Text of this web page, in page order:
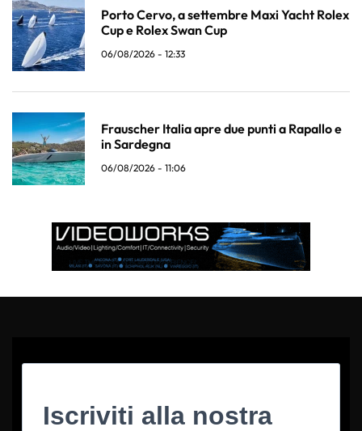
Porto Cervo, a settembre Maxi Yacht Rolex
Cup e Rolex Swan Cup
06/08/2026 - 12:33
Frauscher Italia apre due punti a Rapallo e
in Sardegna
06/08/2026 - 11:06
Iscriviti alla nostra